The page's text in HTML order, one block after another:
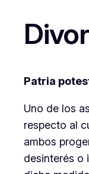
Patria
Uno de los
respecto al
ambos
desinterés o